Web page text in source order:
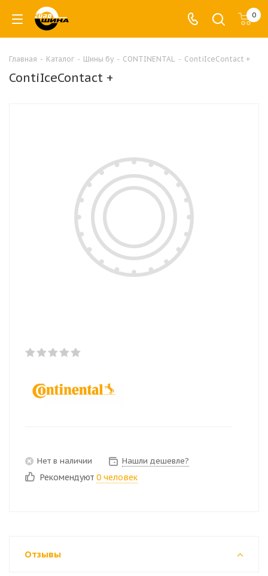
0
Главная - Каталог - Шины бу - CONTINENTAL - ContiIceContact +
ContiIceContact +
Нет в наличии Нашли дешевле?
Рекомендуют 0 человек
Отзывы